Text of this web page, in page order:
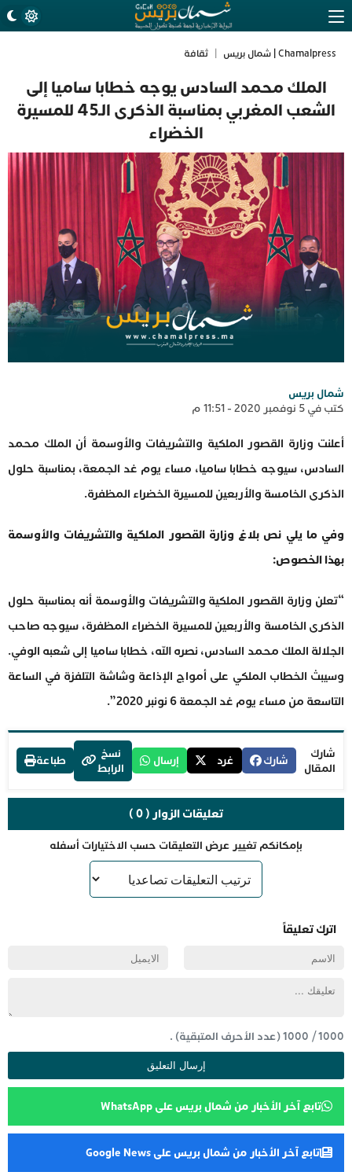
Chamalpress | شمال بريس ثقافة
الملك محمد السادس يوجه خطابا ساميا إلى
الشعب المغربي بمناسبة الذكرى الـ45 للمسيرة
الخضراء
شمال بريس
كتب في 5 نوفمبر 2020 - 11:51 م
أعلنت وزارة القصور الملكية والتشريفات والأوسمة أن الملك محمد
السادس، سيوجه خطابا ساميا، مساء يوم غد الجمعة، بمناسبة حلول
الذكرى الخامسة والأربعين للمسيرة الخضراء المظفرة.
وفي ما يلي نص بلاغ وزارة القصور الملكية والتشريفات والأوسمة
بهذا الخصوص:
“تعلن وزارة القصور الملكية والتشريفات والأوسمة أنه بمناسبة حلول
الذكرى الخامسة والأربعين للمسيرة الخضراء المظفرة، سيوجه صاحب
الجلالة الملك محمد السادس، نصره الله، خطابا ساميا إلى شعبه الوفي.
وسيبث الخطاب الملكي على أمواج الإذاعة وشاشة التلفزة في الساعة
التاسعة من مساء يوم غد الجمعة 6 نونبر 2020”.
شارك
المقال
شارك غرد إرسال
نسخ
الرابط
طباعة
تعليقات الزوار ( 0 )
بإمكانكم تغيير عرض التعليقات حسب الاختيارات أسفله
اترك تعليقاً
1000
/
1000(عدد الأحرف المتبقية) .
تابع آخر الأخبار من شمال بريس على WhatsApp
تابع آخر الأخبار من شمال بريس على Google News